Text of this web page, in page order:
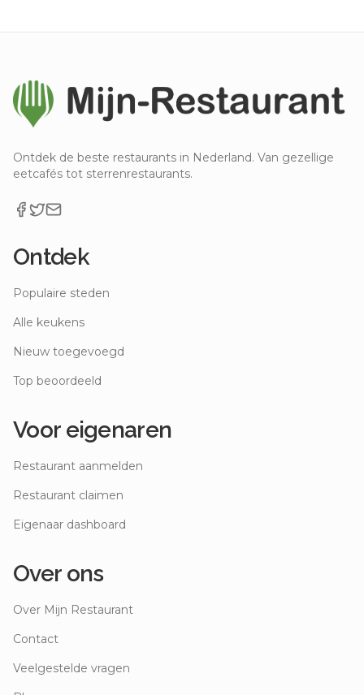
Ontdek de beste restaurants in Nederland. Van gezellige
eetcafés tot sterrenrestaurants.
Ontdek
Populaire steden
Alle keukens
Nieuw toegevoegd
Top beoordeeld
Voor eigenaren
Restaurant aanmelden
Restaurant claimen
Eigenaar dashboard
Over ons
Over Mijn Restaurant
Contact
Veelgestelde vragen